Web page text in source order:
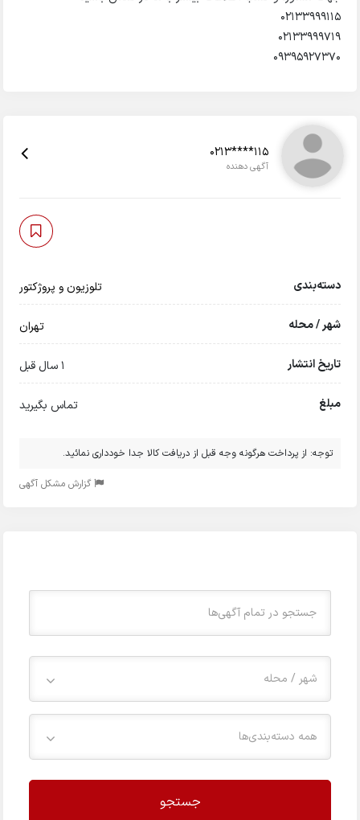
02133999115
02133999719
09395927370
0213****115
آگهی دهنده
دسته‌بندی تلوزیون و پروژکتور
شهر / محله تهران
تاریخ انتشار 1 سال قبل
مبلغ تماس بگیرید
توجه: از پرداخت هرگونه وجه قبل از دریافت کالا جدا خودداری نمائید.
گزارش مشکل آگهی
شهر / محله
همه دسته‌بندی‌ها
جستجو